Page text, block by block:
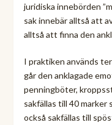
juridiska innebörden
sak innebär alltså att
alltså att finna den
I praktiken används
går den anklagade
penningböter,
sakfällas till 40 marker
också sakfällas till